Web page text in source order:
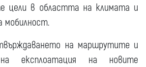
цели в областта на климата и
мобилност.
на маршрутите и
експлоатация на новите